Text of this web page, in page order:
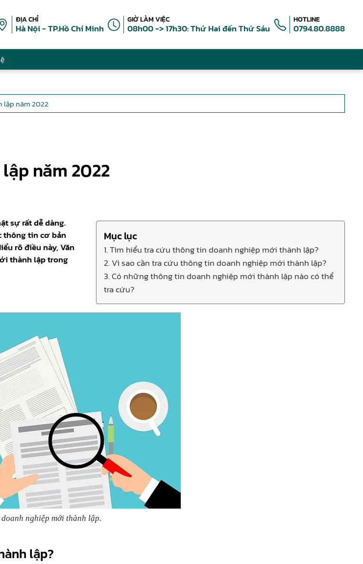
ĐỊA CHỈ
Hà Nội - TP.Hồ Chí Minh
GIỜ LÀM VIỆC
08h00 -> 17h30: Thứ Hai đến Thứ Sáu
HOTLINE
0794.80.8888
năm 2022
năm 2022
Mục lục
1. Tìm hiểu tra cứu thông tin doanh nghiệp mới thành lập?
2. Vì sao cần tra cứu thông tin doanh nghiệp mới thành lập?
3. Có những thông tin doanh nghiệp mới thành lập nào có thể
tra cứu?
sự rất dễ dàng.
thông tin cơ bản
rõ điều này, Văn
thành lập trong
nghiệp mới thành lập.
lập?